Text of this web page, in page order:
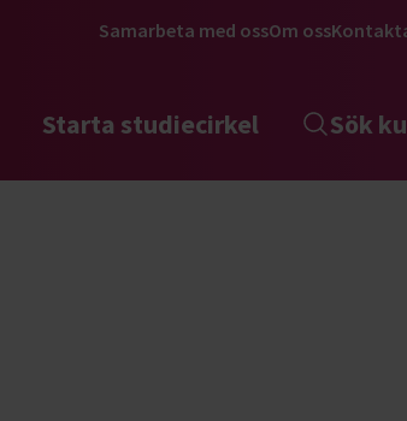
Samarbeta med ossOm oss
Starta studiecirkel Sök